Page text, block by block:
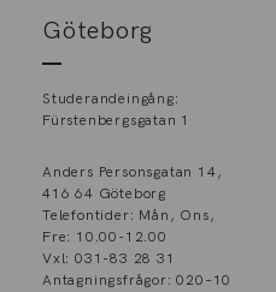
Göteborg
Studerandeingång:
Fürstenbergsgatan 1
Anders Personsgatan 14,
416 64 Göteborg
Telefontider: Mån, Ons,
Fre: 10.00-12.00
Vxl: 031-83 28 31
Antagningsfrågor: 020–10